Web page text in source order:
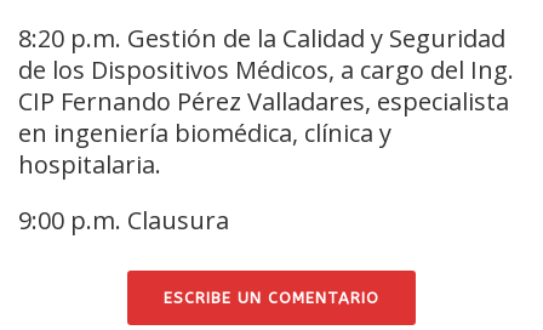
8:20 p.m. Gestión de la Calidad y Seguridad
de los Dispositivos Médicos, a cargo del Ing.
CIP Fernando Pérez Valladares, especialista
en ingeniería biomédica, clínica y
hospitalaria.
9:00 p.m. Clausura
ESCRIBE UN COMENTARIO